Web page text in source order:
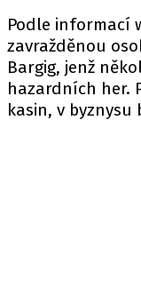
Podle informací
zavražděnou
Bargig, jenž
hazardních her.
kasin, v byznysu